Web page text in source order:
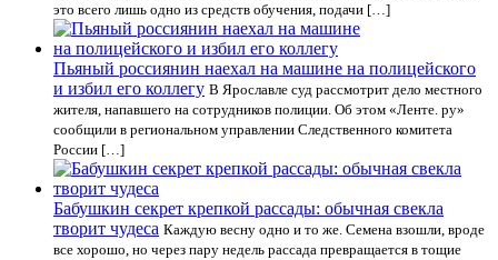
это всего лишь одно из средств обучения, подачи […]
Пьяный россиянин наехал на машине на полицейского
и избил его коллегу В Ярославле суд рассмотрит дело местного
жителя, напавшего на сотрудников полиции. Об этом «Ленте. ру»
сообщили в региональном управлении Следственного комитета
России […]
Бабушкин секрет крепкой рассады: обычная свекла
творит чудеса Каждую весну одно и то же. Семена взошли, вроде
все хорошо, но через пару недель рассада превращается в тощие